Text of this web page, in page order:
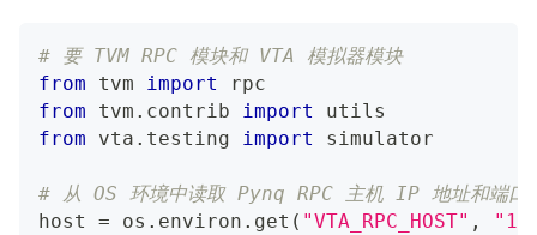
# 要 TVM RPC 模块和 VTA 模拟器模块
from tvm import
rpc
from tvm . contrib import
utils
from vta . testing import simulator
# 从 OS 环境中读取 Pynq RPC 主机 IP 地址和端口
host = os . environ . get ( "VTA_RPC_HOST" ,